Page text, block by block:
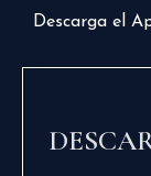
Descarga el